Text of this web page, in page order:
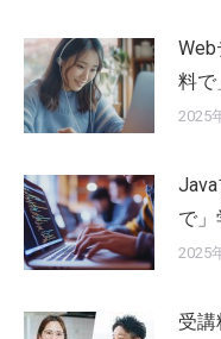
料で
2025
で」
2025
受